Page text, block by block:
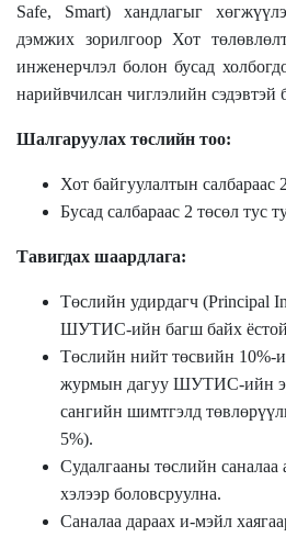
Safe, Smart) хандлагыг
дэмжих зорилгоор Хот
инженерчлэл болон бусад
нарийвчилсан чиглэлийн сэдэвтэй
Шалгаруулах төслийн тоо:
Хот байгуулалтын салбараас
Бусад салбараас 2 төсөл тус
Тавигдах шаардлага:
Төслийн удирдагч (Principal
ШУТИС-ийн багш байх
Төслийн нийт төсвийн
журмын дагуу ШУТИС-ийн
сангийн шимтгэлд
5%).
Судалгааны төслийн саналаа
хэлээр боловсруулна.
Саналаа дараах и-мэйл